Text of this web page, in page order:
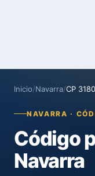
Inicio/Navarra/CP
NAVARRA ·
Código
Navarra